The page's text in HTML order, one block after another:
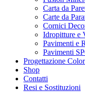
Carta da
Carte da
Cornici
Idropitture e
Pavimenti e
Pavimenti
Progettazione
Shop
Contatti
Resi e Sostituzioni